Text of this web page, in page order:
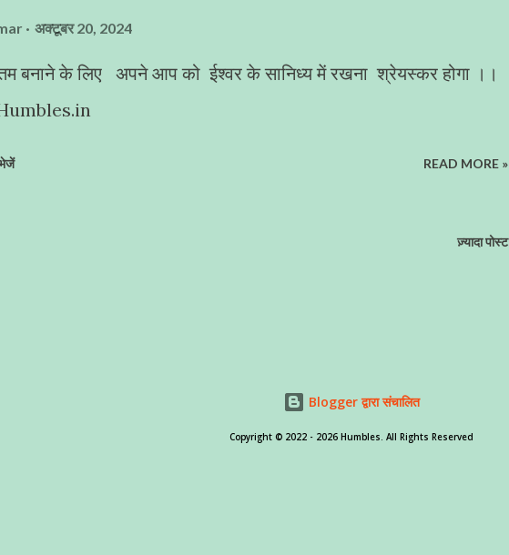
अक्टूबर 20, 2024
बनाने के लिए अपने आप को ईश्वर के सानिध्य में रखना श्रेयस्कर होगा ।।
READ MORE »
ज़्यादा पोस्ट
Blogger द्वारा संचालित
Copyright ©️ 2022 - 2026 Humbles. All Rights Reserved